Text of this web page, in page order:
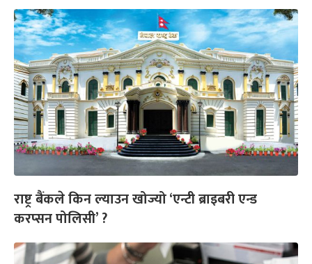
राष्ट्र बैंकले किन ल्याउन खोज्यो ‘एन्टी ब्राइबरी एन्ड
करप्सन पोलिसी’ ?